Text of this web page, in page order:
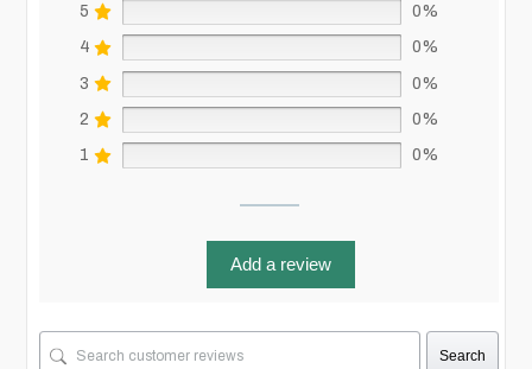
5 0%
4 0%
3 0%
2 0%
1 0%
Add a review
Search